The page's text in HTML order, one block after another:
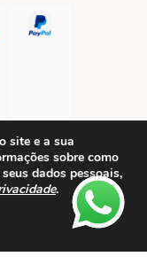
site e a sua
sobre como
dados pessoais,
.